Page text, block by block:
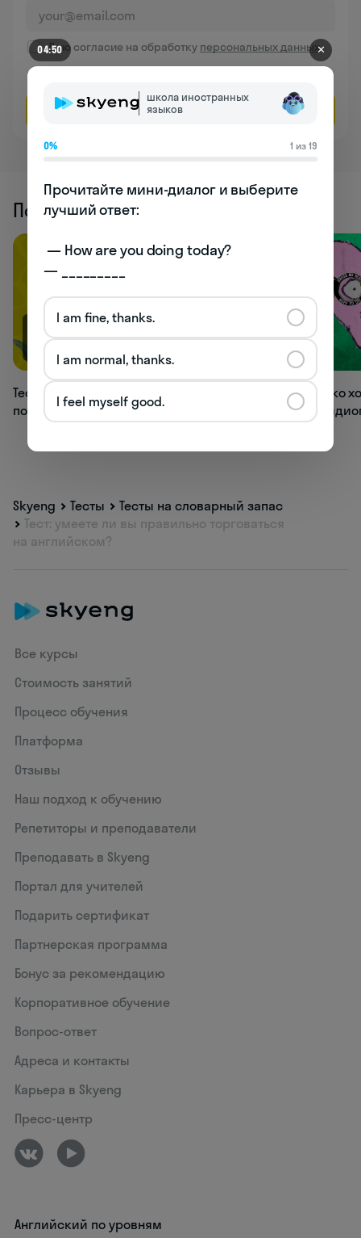
Даю согласие на обработку персональных данных
Оставить заявку
Похожие статьи
4K
Тест: угадаете английское слово
по транскрипции?
2.8K
Тест: насколько
английские
Skyeng Тесты
Тесты на словарный запас
Тест: умеете ли вы правильно торговаться
на английском?
Все курсы
Стоимость занятий
Процесс обучения
Платформа
Отзывы
Наш подход к обучению
Репетиторы и преподаватели
Преподавать в Skyeng
Портал для учителей
Подарить сертификат
Партнерская программа
Бонус за рекомендацию
Корпоративное обучение
Вопрос-ответ
Адреса и контакты
Карьера в Skyeng
Пресс-центр
Английский по уровням
04:50 ✕
школа иностранных
языков
0% 1 из 19
Прочитайте мини-диалог и выберите
лучший ответ:
— _________
I am fine, thanks.
I am normal, thanks.
I feel myself good.